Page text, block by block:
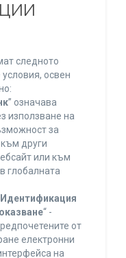
следното
освен
” означава
използване на
за
други
или към
глобалната
Идентификация
“ -
от
електронни
на